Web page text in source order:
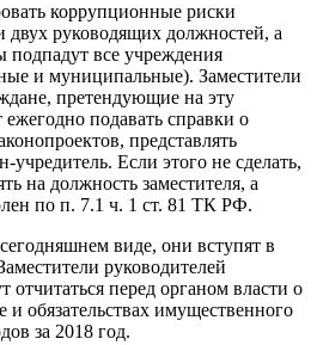
коррупционные риски
двух руководящих должностей, а
подпадут все учреждения
и муниципальные). Заместители
претендующие на эту
подавать справки о
представлять
учредитель. Если этого не сделать,
на должность заместителя, а
по п. 7.1 ч. 1 ст. 81 ТК РФ.
виде, они вступят в
руководителей
перед органом власти о
и обязательствах имущественного
за 2018 год.